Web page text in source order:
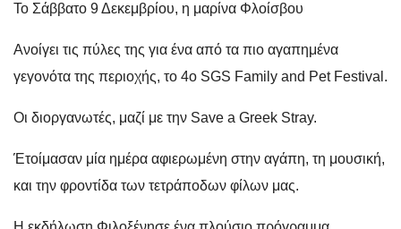
Το Σάββατο 9 Δεκεμβρίου, η μαρίνα Φλοίσβου
Ανοίγει τις πύλες της για ένα από τα πιο αγαπημένα
γεγονότα της περιοχής, το 4ο SGS Family and Pet Festival.
Οι διοργανωτές, μαζί με την Save a Greek Stray.
Έτοίμασαν μία ημέρα αφιερωμένη στην αγάπη, τη μουσική,
και την φροντίδα των τετράποδων φίλων μας.